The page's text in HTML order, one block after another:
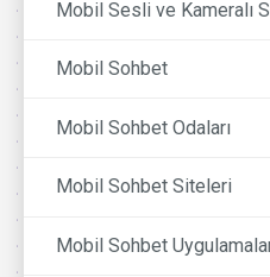
Mobil Sesli ve Kameralı
Mobil Sohbet
Mobil Sohbet Odaları
Mobil Sohbet Siteleri
Mobil Sohbet